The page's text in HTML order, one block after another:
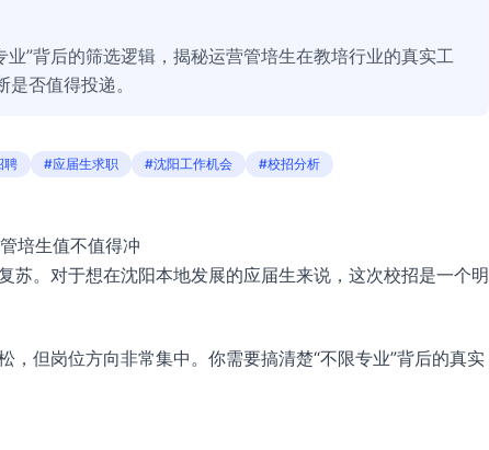
”背后的筛选逻辑，揭秘运营管培生在教培行业的真实工
否值得投递。
聘 #应届生求职 #沈阳工作机会 #校招分析
培生值不值得冲
苏。对于想在沈阳本地发展的应届生来说，这次校招是一个明
，但岗位方向非常集中。你需要搞清楚“不限专业”背后的真实